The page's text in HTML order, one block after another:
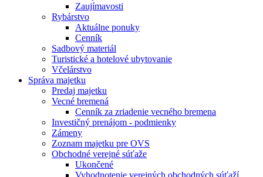
Zaujímavosti
Rybárstvo
Aktuálne ponuky
Cenník
Sadbový materiál
Turistické a hotelové ubytovanie
Včelárstvo
Správa majetku
Predaj majetku
Vecné bremená
Cenník za zriadenie vecného bremena
Investičný prenájom - podmienky
Zámeny
Zoznam majetku pre OVS
Obchodné verejné súťaže
Ukončené
Vyhodnotenie verejných obchodných súťaží